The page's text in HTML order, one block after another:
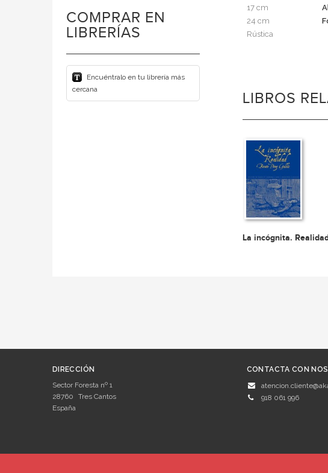
COMPRAR EN
LIBRERÍAS
Encuéntralo en tu librería más
cercana
17 cm
24 cm
Rústica
LIBROS
La incógnita.
DIRECCIÓN
Sector Foresta nº 1
28760
Tres Cantos
España
CONTACTA CON
918 061 996